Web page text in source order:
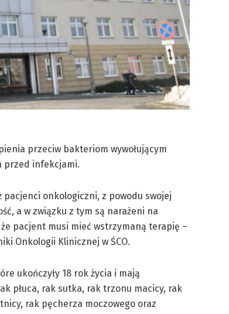
przeciw bakteriom wywołującym
przed infekcjami.
onkologiczni, z powodu swojej
a w związku z tym są narażeni na
pacjent musi mieć wstrzymaną terapię –
Onkologii Klinicznej w ŚCO.
ukończyły 18 rok życia i mają
płuca, rak sutka, rak trzonu macicy, rak
rak pęcherza moczowego oraz